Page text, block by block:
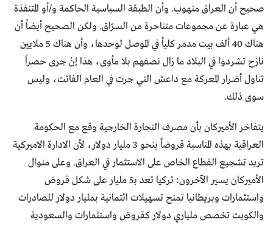
صحيح أن العراق منهوب. وأن الطبقة السياسية الحاكمة و/أو المتنفذة
هي عبارة عن مجموعات متناحرة من السرّاق. ولكن الصحيح أيضاً أن
هناك 40 ألف بيت مدمر كلياً في الموصل لوحدها، وأن هناك 5 ملايين
نازح تشردوا في البلاد ما زال نصفهم بلا مأوى، هذا إنْ جرى حصراً
تناول أضرار المعركة مع داعش التي جرت في العام الفائت، وليس
سوى ذلك.
يتفاخر الأميركان بأن مصرف التجارة الخارجية وقع مع الحكومة
العراقية بهذه المناسبة قروضاً بنحو 3 مليار دولار، لأن الادارة الاميركية
تريد تشجيع القطاع الخاص على الاستثمار في العراق. وعلى منوال
الأميركان يسير الآخرون: تركيا تعد بـ5 مليار على شكل قروض
واستثمارات وبريطانيا تمنح تسهيلات ائتمانية بمليار دولار للصادرات
والكويت تخصص ملياري دولار كقروض واستثمارات والسعودية